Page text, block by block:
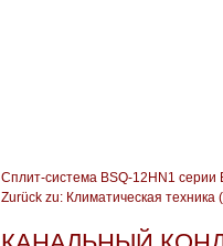
Сплит-система BSQ-12HN1 серии
Zurück zu: Климатическая